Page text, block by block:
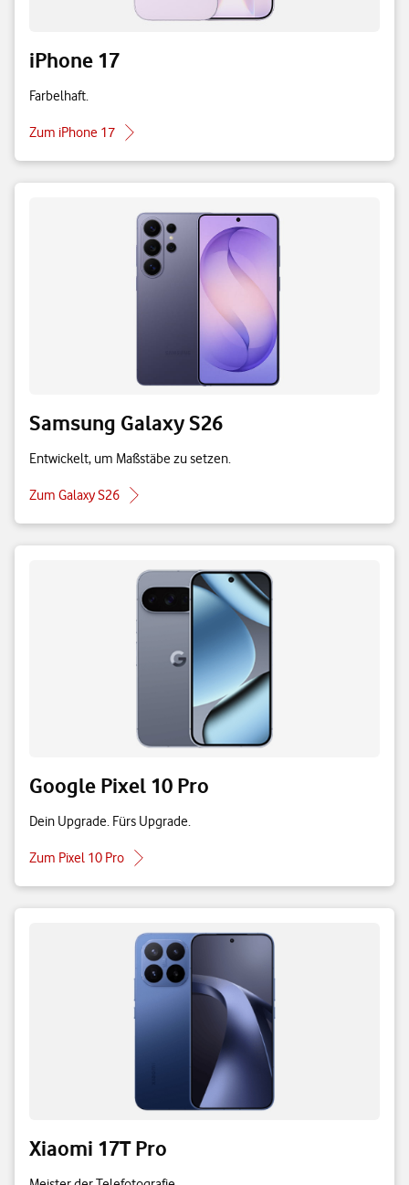
iPhone 17
Farbelhaft.
Zum iPhone 17
Samsung Galaxy S26
Entwickelt, um Maßstäbe zu setzen.
Zum Galaxy S26
Google Pixel 10 Pro
Dein Upgrade. Fürs Upgrade.
Zum Pixel 10 Pro
Xiaomi 17T Pro